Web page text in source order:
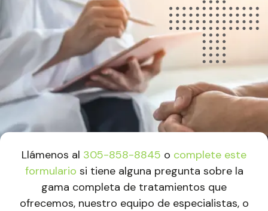
Llámenos al 305-858-8845 o complete este
formulario si tiene alguna pregunta sobre la
gama completa de tratamientos que
ofrecemos, nuestro equipo de especialistas, o